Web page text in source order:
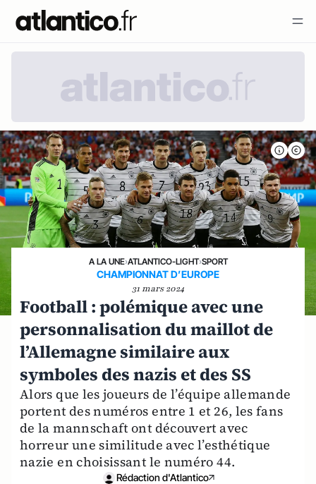
A LA UNE›ATLANTICO-LIGHT›SPORT
CHAMPIONNAT D’EUROPE
31 mars 2024
Football : polémique avec une
personnalisation du maillot de
l’Allemagne similaire aux
symboles des nazis et des SS
Alors que les joueurs de l’équipe allemande
portent des numéros entre 1 et 26, les fans
de la mannschaft ont découvert avec
horreur une similitude avec l’esthétique
nazie en choisissant le numéro 44.
Rédaction d'Atlantico